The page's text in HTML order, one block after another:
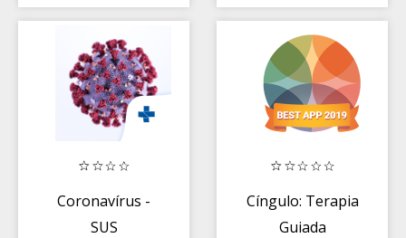
Alimentar
Nutri
Coronavírus -
SUS
Cíngulo: Terapia
Guiada